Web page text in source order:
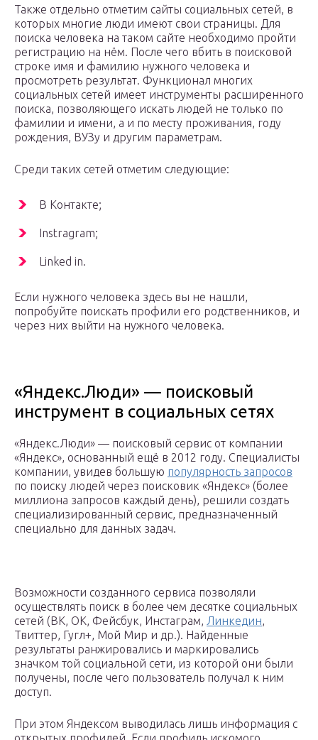
Также отдельно отметим сайты социальных сетей, в
которых многие люди имеют свои страницы. Для
поиска человека на таком сайте необходимо пройти
регистрацию на нём. После чего вбить в поисковой
строке имя и фамилию нужного человека и
просмотреть результат. Функционал многих
социальных сетей имеет инструменты расширенного
поиска, позволяющего искать людей не только по
фамилии и имени, а и по месту проживания, году
рождения, ВУЗу и другим параметрам.
Среди таких сетей отметим следующие:
В Контакте;
Instragram;
Linked in.
Если нужного человека здесь вы не нашли,
попробуйте поискать профили его родственников, и
через них выйти на нужного человека.
«Яндекс.Люди» — поисковый
инструмент в социальных сетях
«Яндекс.Люди» — поисковый сервис от компании
«Яндекс», основанный ещё в 2012 году. Специалисты
компании, увидев большую популярность запросов
по поиску людей через поисковик «Яндекс» (более
миллиона запросов каждый день), решили создать
специализированный сервис, предназначенный
специально для данных задач.
Возможности созданного сервиса позволяли
осуществлять поиск в более чем десятке социальных
сетей (ВК, ОК, Фейсбук, Инстаграм,
Линкедин
Твиттер, Гугл+, Мой Мир и др.). Найденные
результаты ранжировались и маркировались
значком той социальной сети, из которой они были
получены, после чего пользователь получал к ним
доступ.
При этом Яндексом выводилась лишь информация с